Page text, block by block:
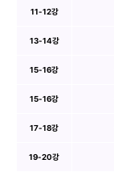
11-12강
13-14강
15-16강
15-16강
17-18강
19-20강